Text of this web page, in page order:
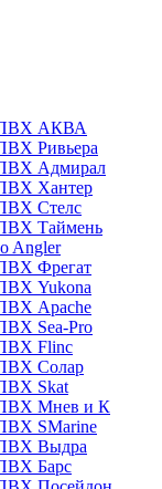
ПВХ АКВА
Ривьера
Адмирал
Хантер
Стелс
Таймень
Angler
Фрегат
Yukona
Apache
Sea-Pro
Flinc
Солар
Skat
Мнев и К
SMarine
Выдра
Барс